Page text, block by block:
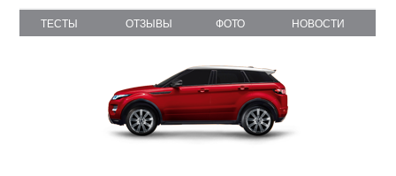
ТЕСТЫ ОТЗЫВЫ ФОТО НОВОСТИ